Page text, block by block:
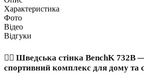
Характеристика
Фото
Відео
Відгуки
🏋️‍♂️ Шведська стінка BenchK 732B
спортивний комплекс для дому та